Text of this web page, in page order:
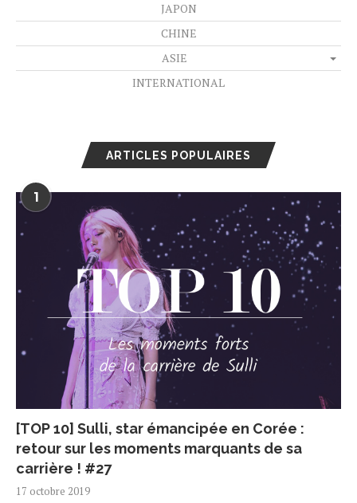
JAPON
CHINE
ASIE
INTERNATIONAL
ARTICLES POPULAIRES
1
[TOP 10] Sulli, star émancipée en Corée :
retour sur les moments marquants de sa
carrière ! #27
17 octobre 2019